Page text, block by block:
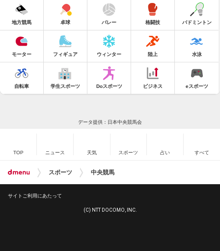
地方競馬 卓球 バレー 格闘技 バドミントン
モーター フィギュア ウィンター 陸上 水泳
自転車 学生スポーツ Doスポーツ ビジネス eスポーツ
データ提供：日本中央競馬会
TOP ニュース 天気 スポーツ 占い すべて
スポーツ 中央競馬
サイトご利用にあたって
(C) NTT DOCOMO, INC.